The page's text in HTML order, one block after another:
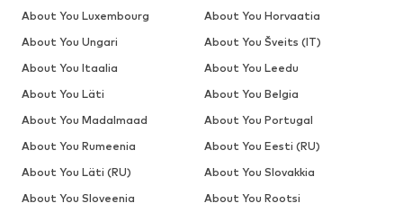
About You Luxembourg
About You Horvaatia
About You Ungari
About You Šveits (IT)
About You Itaalia
About You Leedu
About You Läti
About You Belgia
About You Madalmaad
About You Portugal
About You Rumeenia
About You Eesti (RU)
About You Läti (RU)
About You Slovakkia
About You Sloveenia
About You Rootsi